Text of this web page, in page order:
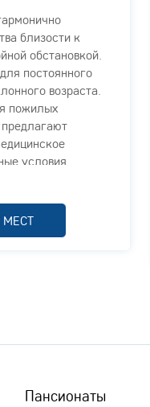
близости к
обстановкой.
постоянного
возраста.
пожилых
условия.
МЕСТ
Пансионаты